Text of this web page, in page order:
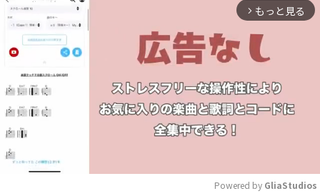
arrow_forward_ios もっと見る
Powered by GliaStudios